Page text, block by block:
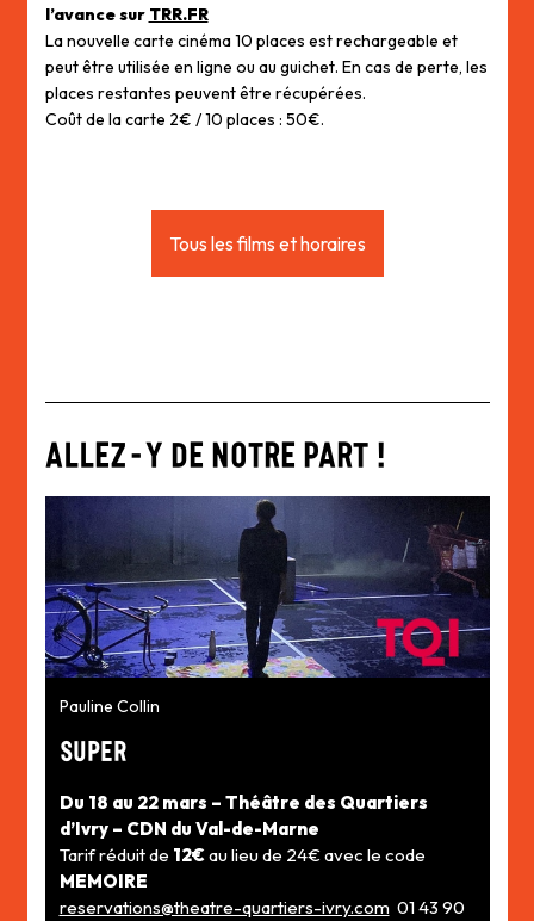
l’avance sur TRR.FR
La nouvelle carte cinéma 10 places est rechargeable et
peut être utilisée en ligne ou au guichet. En cas de perte, les
places restantes peuvent être récupérées.
Coût de la carte 2€ / 10 places : 50€.
Tous les films et horaires
ALLEZ-Y DE NOTRE PART !
Pauline Collin
SUPER
Du 18 au 22 mars – Théâtre des Quartiers
d’Ivry – CDN du Val-de-Marne
Tarif réduit de 12€au lieu de 24€ avec le code
MEMOIRE
reservations@theatre-quartiers-ivry.com01 43 90